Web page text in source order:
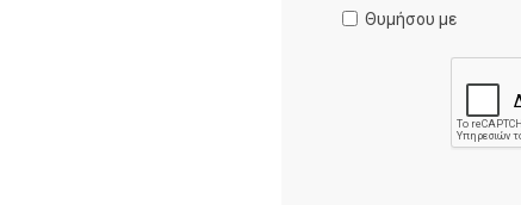
Θυμήσου με